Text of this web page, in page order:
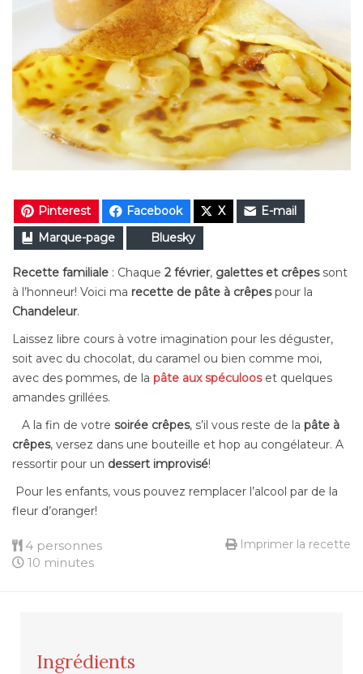
Pinterest Facebook X
E-mail
Marque-page
Bluesky
Recette familiale : Chaque 2 février, galettes et crêpessont
à l’honneur! Voici ma recette de pâte à crêpespour la
Chandeleur.
Laissez libre cours à votre imagination pour les déguster,
soit avec du chocolat, du caramel ou bien comme moi,
avec des pommes, de la pâte aux spéculoos et quelques
amandes grillées.
A la fin de votre soirée crêpes, s’il vous reste de la pâte à
crêpes, versez dans une bouteille et hop au congélateur. A
ressortir pour un dessert improvisé!
Pour les enfants, vous pouvez remplacer l’alcool par de la
fleur d’oranger!
4 personnes
10 minutes
Imprimer la recette
Ingrédients